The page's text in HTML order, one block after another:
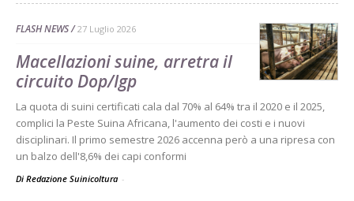
FLASH NEWS 27 Luglio 2026
Macellazioni suine, arretra il
circuito Dop/Igp
La quota di suini certificati cala dal 70% al 64% tra il 2020 e il 2025,
complici la Peste Suina Africana, l'aumento dei costi e i nuovi
disciplinari. Il primo semestre 2026 accenna però a una ripresa con
un balzo dell'8,6% dei capi conformi
Di Redazione Suinicoltura -